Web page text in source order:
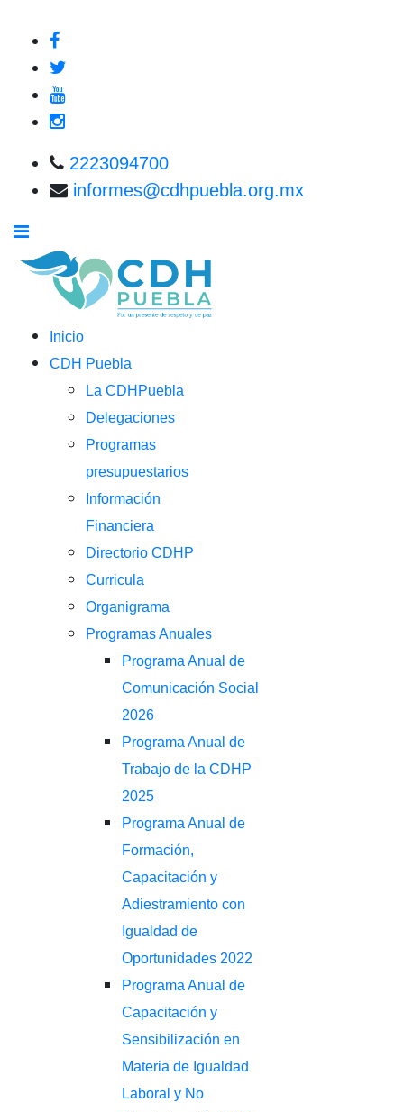
2223094700
informes@cdhpuebla.org.mx
Inicio
CDH Puebla
La CDHPuebla
Delegaciones
Programas
presupuestarios
Información
Financiera
Directorio CDHP
Curricula
Organigrama
Programas Anuales
Programa Anual de
Comunicación Social
2026
Programa Anual de
Trabajo de la CDHP
2025
Programa Anual de
Formación,
Capacitación y
Adiestramiento con
Igualdad de
Oportunidades 2022
Programa Anual de
Capacitación y
Sensibilización en
Materia de Igualdad
Laboral y No